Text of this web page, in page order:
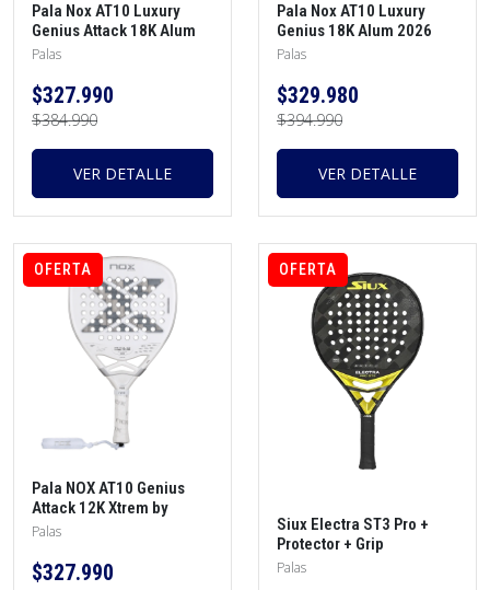
Pala Nox AT10 Luxury
Genius Attack 18K Alum
2026 Agustín Tapia +
overgrip
Palas
$327.990
$384.990
VER DETALLE
Pala Nox AT10 Luxury
Genius 18K Alum 2026
Agustín Tapia + funda +
Palas
$329.980
$394.990
VER DETALLE
OFERTA
Pala NOX AT10 Genius
Attack 12K Xtrem by
Agustin Tapia 2026 +
overgrip
Palas
$327.990
OFERTA
Siux Electra ST3 Pro +
Protector + Grip
Palas